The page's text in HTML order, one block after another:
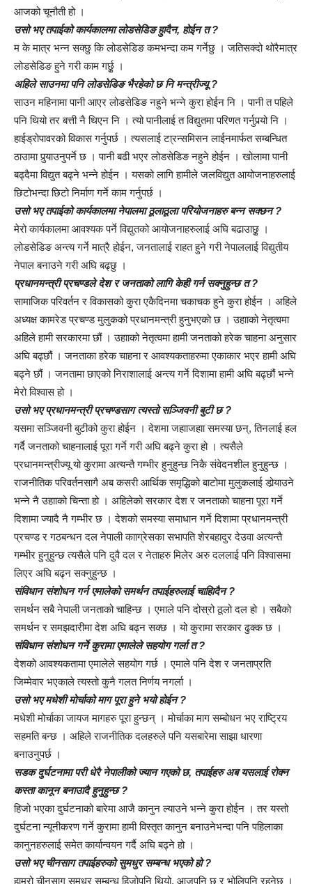
आजको चूनौती हो ।
उसो भए तपाईको कार्यकालमा लोडसेडिङ हुादैन, होईन त ?
म के मात्र भन्न सक्छु कि लोडसेडिङ कमभन्दा कम गर्नेछु । जतिसक्दो थोरैमात्र
लोडसेडिङ हुने गरी काम गर्छुृ ।
अहिले साउनमा पनि लोडसेडिङ भैरहेको छ नि मन्त्रीज्यू ?
साउन महिनामा पानी आएर लोडसेडिङ नहुने भन्ने कुरा होईन नि । पानी त पहिले
पनि थियो तर बत्ती नै थिएन नि । त्यो पानीलाई त विद्युतमा परिणत गर्नुपर्‍यो नि ।
हाईड्रोपावरको विकास गर्नुपर्छ । त्यसलाई टा्रन्समिसन लाईनमार्फत सम्बन्धित
ठाउामा पुर्‍याउनुपर्ने छ । पानी बढी भएर लोडसेडिङ नहुने होईन । खोलामा पानी
बढ्दैमा विद्युत बढ्ने भन्ने होईन । यसको लागि हामीले जलविद्युत आयोजनाहरुलाई
छिटोभन्दा छिटो निर्माण गर्ने काम गर्नुपर्छ ।
उसो भए तपाईको कार्यकालमा नेपालमा ठूलाठूला परियोजनाहरु बन्न सक्छन ?
मेरो कार्यकालमा आवश्यक पर्ने विद्युतको आयोजनाहरुलाई अघि बढाउाछुृ ।
लोडसेडिङ अन्त्य गर्ने मात्रै होईन, जनतालाई राहत हुने गरी नेपाललाई विद्युतीय
नेपाल बनाउने गरी अघि बढ्छु ।
प्रधानमन्त्री प्रचण्डले देश र जनताको लागि केही गर्न सक्नुहुन्छ त ?
सामाजिक परिवर्तन र विकासको कुरा एकैदिनमा चकाचक हुने कुरा होईन । अहिले
अध्यक्ष कामरेड प्रचण्ड मुलुकको प्रधानमन्त्री हुनुभएको छ । उहााको नेतृत्वमा
अहिले हामी सरकारमा छौं । उहााको नेतृत्वमा हामी जनताको हरेक चाहना अनुसार
अघि बढ्छौं । जनताका हरेक चाहना र आवश्यकताहरुमा एकाकार भएर हामी अघि
बढ्ने छौं । जनतामा छाएको निराशालाई अन्त्य गर्ने दिशामा हामी अघि बढ्छौं भन्ने
मेरो विश्वास हो ।
उसो भए प्रधानमन्त्री प्रचण्डसाग त्यस्तो सञ्जिवनी बुटी छ ?
यसमा सञ्जिवनी बुटीको कुरा होईन । देशमा जहााजहाा समस्या छन्, तिनलाई हल
गर्दै जनताको चाहनालाई पूरा गर्ने गरी अघि बढ्ने कुरा हो । त्यसैले
प्रधानमन्त्रीज्यू यो कुरामा अत्यन्तै गम्भीर हुनुहुन्छ निकै संवेदनशील हुनुहुन्छ ।
राजनीतिक परिवर्तनसागै अब कसरी आर्थिक समृद्धिको बाटोमा मुलुकलाई डोर्‍याउने
भन्ने नै उहााको चिन्ता हो । अहिलेको सरकार देश र जनताको चाहना पूरा गर्ने
दिशामा ज्यादै नै गम्भीर छ । देशको समस्या समाधान गर्ने दिशामा प्रधानमन्त्री
प्रचण्ड र गठबन्धन दल नेपाली कााग्रेसका सभापति शेरबहादुर देउवा अत्यन्तै
गम्भीर हुनुहुन्छ त्यसैले पनि दुवै दल र नेताहरु मिलेर अरु दललाई पनि विश्वासमा
लिएर अघि बढ्न सक्नुहुन्छ ।
संविधान संशोधन गर्न एमालेको समर्थन तपाईहरुलाई चाहिादैन ?
समर्थन सबै नेपाली जनताको चाहिन्छ । एमाले पनि दोस्रो ठूलो दल हो । सबैको
समर्थन र समझदारीमा देश अघि बढ्न सक्छ । यो कुरामा सरकार ढुक्क छ ।
संविधान संशोधन गर्ने कुरामा एमालेले सहयोग गर्ला त ?
देशको आवश्यकतामा एमालेले सहयोग गर्छ । एमाले पनि देश र जनताप्रति
जिम्मेवार भएकाले त्यस्तो कुनै गलत निर्णय नगर्ला ।
उसो भए मधेशी मोर्चाको माग पूरा हुने भयो होईन ?
मधेशी मोर्चाका जायज मागहरु पूरा हुन्छन् । मोर्चाका माग सम्बोधन भए राष्ट्रिय
सहमति बन्छ । अहिले राजनीतिक दलहरुले पनि यसबारेमा साझा धारणा
बनाउनुपर्छ ।
सडक दुर्घटनामा परी धेरै नेपालीको ज्यान गएको छ, तपाईहरु अब यसलाई रोक्न
कस्ता कानून बनाउादै हुनुहुन्छ ?
हिजो भएका दुर्घटनाको बारेमा आजै कानुन ल्याउने भन्ने कुरा होईन । तर यस्तो
दुर्घटना न्यूनीकरण गर्ने कुरामा हामी विस्तृत कानुन बनाउनेभन्दा पनि पहिलाका
कानुनहरुलाई समेत कार्यान्वयन गर्दै अघि बढ्ने हो ।
उसो भए चीनसाग तपाईहरुको सुमधुर सम्बन्ध भएको हो ?
हाम्रो चीनसाग सुमधुर सम्बन्ध हिजोपनि थियो, आजपनि छ र भोलिपनि रहनेछ ।